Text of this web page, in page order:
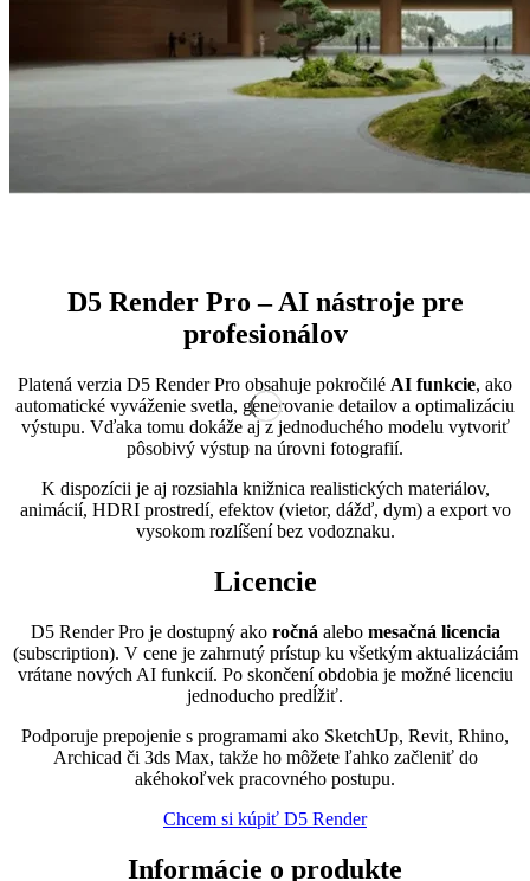
D5 Render Pro – AI nástroje pre
profesionálov
Platená verzia D5 Render Pro obsahuje pokročilé AI funkcie, ako
automatické vyváženie svetla, generovanie detailov a optimalizáciu
výstupu. Vďaka tomu dokáže aj z jednoduchého modelu vytvoriť
pôsobivý výstup na úrovni fotografií.
K dispozícii je aj rozsiahla knižnica realistických materiálov,
animácií, HDRI prostredí, efektov (vietor, dážď, dym) a export vo
vysokom rozlíšení bez vodoznaku.
Licencie
D5 Render Pro je dostupný ako ročná alebo mesačná licencia
(subscription). V cene je zahrnutý prístup ku všetkým aktualizáciám
vrátane nových AI funkcií. Po skončení obdobia je možné licenciu
jednoducho predĺžiť.
Podporuje prepojenie s programami ako SketchUp, Revit, Rhino,
Archicad či 3ds Max, takže ho môžete ľahko začleniť do
akéhokoľvek pracovného postupu.
Chcem si kúpiť D5 Render
Informácie o produkte